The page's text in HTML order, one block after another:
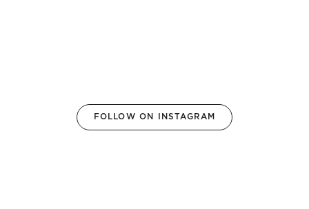
FOLLOW ON INSTAGRAM